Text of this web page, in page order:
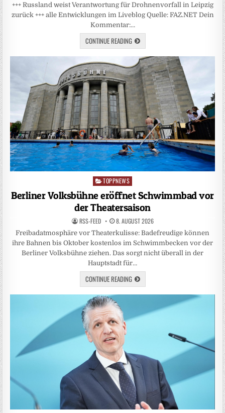
+++ Russland weist Verantwortung für Drohnenvorfall in Leipzig
zurück +++ alle Entwicklungen im Liveblog Quelle: FAZ.NET Dein
Kommentar:…
CONTINUE READING
Posted
TOPPNEWS
Berliner Volksbühne eröffnet Schwimmbad vor
der Theatersaison
RSS-FEED 8. AUGUST 2026
Freibadatmosphäre vor Theaterkulisse: Badefreudige können
ihre Bahnen bis Oktober kostenlos im Schwimmbecken vor der
Berliner Volksbühne ziehen. Das sorgt nicht überall in der
Hauptstadt für…
CONTINUE READING